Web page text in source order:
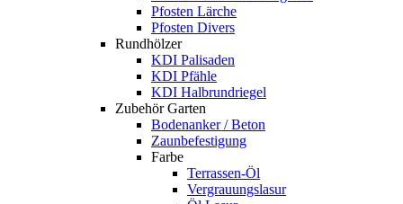
Pfosten Lärche
Pfosten Divers
Rundhölzer
KDI Palisaden
KDI Pfähle
KDI Halbrundriegel
Zubehör Garten
Bodenanker / Beton
Zaunbefestigung
Farbe
Terrassen-Öl
Vergrauungslasur